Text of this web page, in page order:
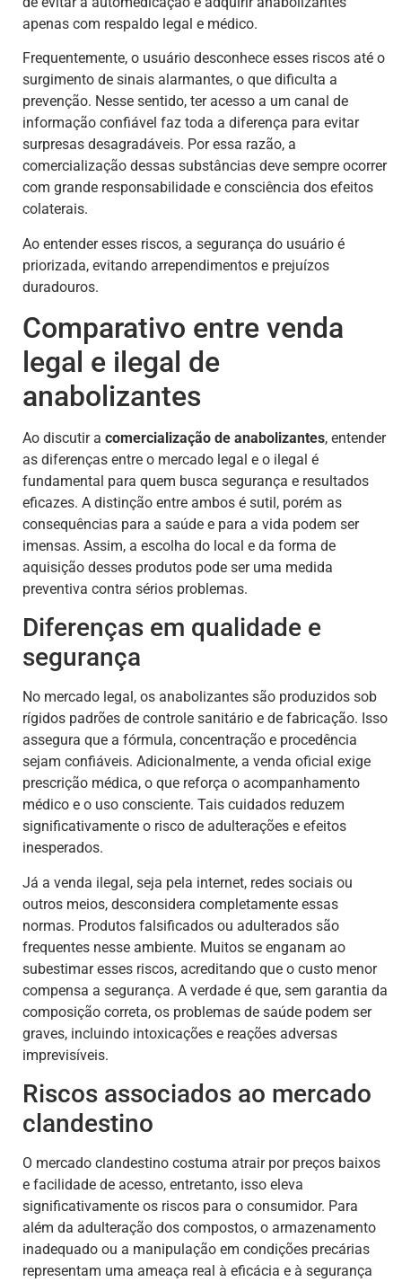
apenas com respaldo legal e médico.
Frequentemente, o usuário desconhece esses riscos até o
surgimento de sinais alarmantes, o que dificulta a
prevenção. Nesse sentido, ter acesso a um canal de
informação confiável faz toda a diferença para evitar
surpresas desagradáveis. Por essa razão, a
comercialização dessas substâncias deve sempre ocorrer
com grande responsabilidade e consciência dos efeitos
colaterais.
Ao entender esses riscos, a segurança do usuário é
priorizada, evitando arrependimentos e prejuízos
duradouros.
Comparativo entre venda
legal e ilegal de
anabolizantes
Ao discutir a comercialização de anabolizantes, entender
as diferenças entre o mercado legal e o ilegal é
fundamental para quem busca segurança e resultados
eficazes. A distinção entre ambos é sutil, porém as
consequências para a saúde e para a vida podem ser
imensas. Assim, a escolha do local e da forma de
aquisição desses produtos pode ser uma medida
preventiva contra sérios problemas.
Diferenças em qualidade e
segurança
No mercado legal, os anabolizantes são produzidos sob
rígidos padrões de controle sanitário e de fabricação. Isso
assegura que a fórmula, concentração e procedência
sejam confiáveis. Adicionalmente, a venda oficial exige
prescrição médica, o que reforça o acompanhamento
médico e o uso consciente. Tais cuidados reduzem
significativamente o risco de adulterações e efeitos
inesperados.
Já a venda ilegal, seja pela internet, redes sociais ou
outros meios, desconsidera completamente essas
normas. Produtos falsificados ou adulterados são
frequentes nesse ambiente. Muitos se enganam ao
subestimar esses riscos, acreditando que o custo menor
compensa a segurança. A verdade é que, sem garantia da
composição correta, os problemas de saúde podem ser
graves, incluindo intoxicações e reações adversas
imprevisíveis.
Riscos associados ao mercado
clandestino
O mercado clandestino costuma atrair por preços baixos
e facilidade de acesso, entretanto, isso eleva
significativamente os riscos para o consumidor. Para
além da adulteração dos compostos, o armazenamento
inadequado ou a manipulação em condições precárias
representam uma ameaça real à eficácia e à segurança